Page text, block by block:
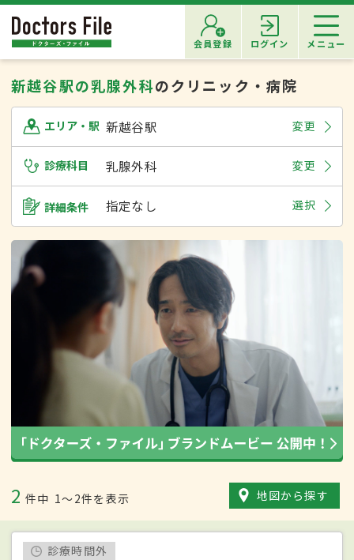
会員登録 ログイン メニュー
新越谷駅の乳腺外科のクリニック・病院
エリア・駅 新越谷駅 変更
診療科目 乳腺外科 変更
詳細条件 指定なし 選択
2 件中 1〜2件を表示 地図から探す
診療時間外